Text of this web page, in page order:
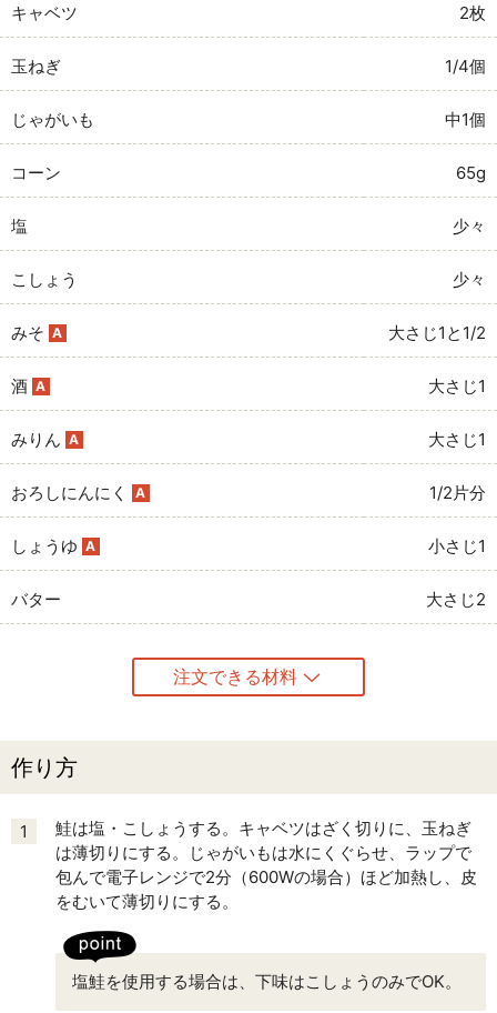
キャベツ 2枚
玉ねぎ 1/4個
じゃがいも 中1個
コーン 65g
塩 少々
こしょう 少々
みそ A 大さじ1と1/2
酒 A 大さじ1
みりん A 大さじ1
おろしにんにく A 1/2片分
しょうゆ A 小さじ1
バター 大さじ2
注文できる材料
作り方
1
鮭は塩・こしょうする。キャベツはざく切りに、玉ねぎ
は薄切りにする。じゃがいもは水にくぐらせ、ラップで
包んで電子レンジで2分（600Wの場合）ほど加熱し、皮
をむいて薄切りにする。
塩鮭を使用する場合は、下味はこしょうのみでOK。